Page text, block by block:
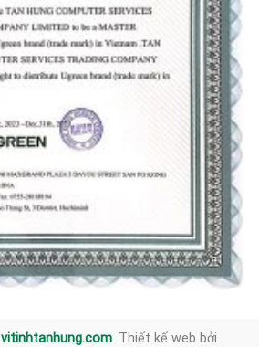
vitinhtanhung.com. Thiết kế web bởi